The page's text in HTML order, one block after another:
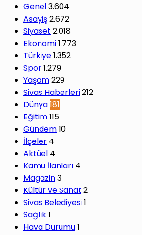
Genel3.604
Asayiş2.672
Siyaset 2.018
Ekonomi1.773
Türkiye1.352
Spor1.279
Yaşam229
Sivas Haberleri212
Dünya181
Eğitim115
Gündem10
İlçeler 4
Aktüel 4
Kamu İlanları 4
Magazin3
Kültür ve Sanat 2
Sivas Belediyesi1
Sağlık1
Hava Durumu1